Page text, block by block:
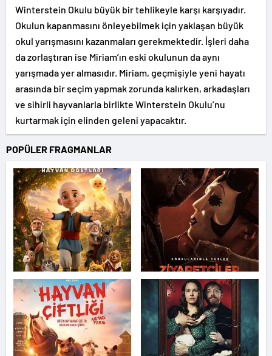
Winterstein Okulu büyük bir tehlikeyle karşı karşıyadır.
Okulun kapanmasını önleyebilmek için yaklaşan büyük
okul yarışmasını kazanmaları gerekmektedir. İşleri daha
da zorlaştıran ise Miriam’ın eski okulunun da aynı
yarışmada yer almasıdır. Miriam, geçmişiyle yeni hayatı
arasında bir seçim yapmak zorunda kalırken, arkadaşları
ve sihirli hayvanlarla birlikte Winterstein Okulu’nu
kurtarmak için elinden geleni yapacaktır.
POPÜLER FRAGMANLAR